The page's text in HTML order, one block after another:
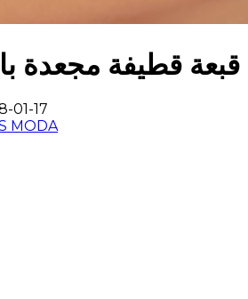
قبعة قطيفة مجعدة
01-17
MODA